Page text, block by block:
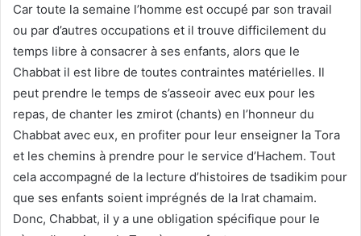
Car toute la semaine l’homme est occupé par son travail
ou par d’autres occupations et il trouve difficilement du
temps libre à consacrer à ses enfants, alors que le
Chabbat il est libre de toutes contraintes matérielles. Il
peut prendre le temps de s’asseoir avec eux pour les
repas, de chanter les zmirot (chants) en l’honneur du
Chabbat avec eux, en profiter pour leur enseigner la Tora
et les chemins à prendre pour le service d’Hachem. Tout
cela accompagné de la lecture d’histoires de tsadikim pour
que ses enfants soient imprégnés de la Irat chamaim.
Donc, Chabbat, il y a une obligation spécifique pour le